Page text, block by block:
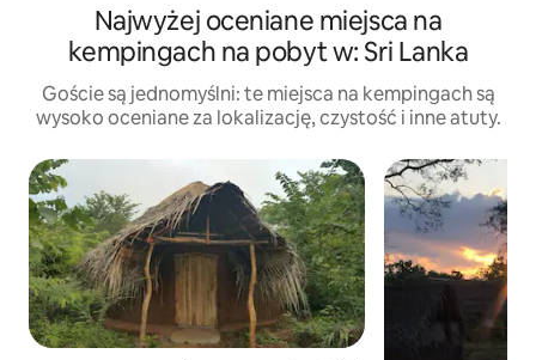
Najwyżej oceniane miejsca na
kempingach na pobyt w: Sri Lanka
Goście są jednomyślni: te miejsca na kempingach są
wysoko oceniane za lokalizację, czystość i inne atuty.